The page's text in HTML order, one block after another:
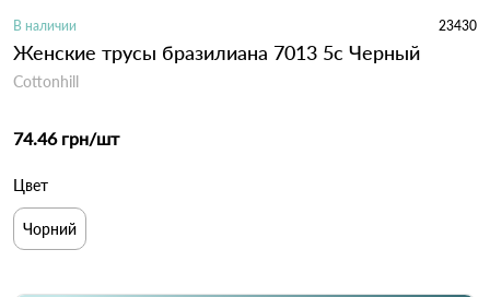
В наличии 23430
Женские трусы бразилиана 7013 5с Черный
Cottonhill
74.46 грн/шт
Цвет
Чорний